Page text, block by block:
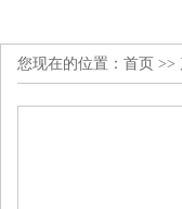
您现在的位置： 首页 >>